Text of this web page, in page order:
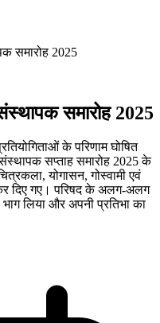
समारोह 2025
संस्थापक समारोह 2025
के परिणाम घोषित
संस्थापक सप्ताह समारोह 2025 के
योगासन, गोस्वामी एवं
दिए गए। परिषद के अलग-अलग
लिया और अपनी प्रतिभा का